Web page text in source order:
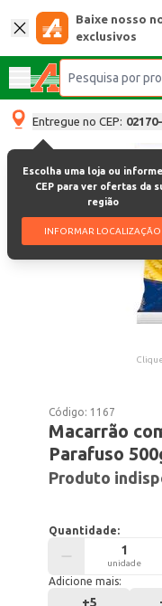
Baixe nosso
exclusivos
Entregue no CEP:
Escolha uma loja ou
CEP para ver ofertas da
região
INFORMAR LOCALIZAÇÃO
Código: 1167
Macarrão
Parafuso
Produto
Quantidade:
unidade
Adicione mais:
+5